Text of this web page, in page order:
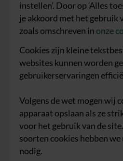
instellen’. Door op ‘Alles
je akkoord met het gebruik
zoals omschreven in onze
Cookies zijn kleine
websites kunnen worden
gebruikerservaringen
Volgens de wet mogen wij
apparaat opslaan als ze
voor het gebruik van de
soorten cookies hebben
nodig.